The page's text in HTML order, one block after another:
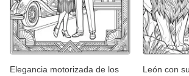
Elegancia motorizada de los
León con